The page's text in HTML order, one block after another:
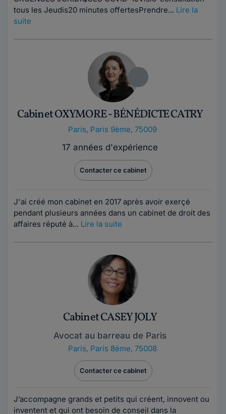
tous les Jeudis20 minutes offertesPrendre... Lire la
suite
Cabinet OXYMORE - BÉNÉDICTE CATRY
Paris, Paris 9ème, 75009
17 années d'expérience
Contacter ce cabinet
J'ai créé mon cabinet en 2017 après avoir exerçé
pendant plusieurs années dans un cabinet de droit des
affaires réputé à... Lire la suite
Cabinet CASEY JOLY
Avocat au barreau de Paris
Paris, Paris 8ème, 75008
Contacter ce cabinet
J’accompagne grands et petits qui créent, innovent ou
inventent et qui ont besoin de conseil dans la